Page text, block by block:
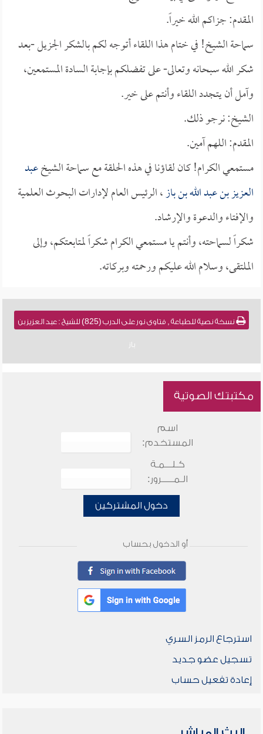
المقدم: جزاكم الله خيراً.
سماحة الشيخ! في ختام هذا اللقاء أتوجه لكم بالشكر الجزيل -بعد
شكر الله سبحانه وتعالى- على تفضلكم بإجابة السادة المستمعين،
وآمل أن يتجدد اللقاء وأنتم على خير.
الشيخ: نرجو ذلك.
المقدم: اللهم آمين.
مستمعي الكرام! كان لقاؤنا في هذه الحلقة مع سماحة الشيخعبد
العزيز بن عبد الله بن باز، الرئيس العام لإدارات البحوث العلمية
والإفتاء والدعوة والإرشاد.
شكراً لسماحته، وأنتم يا مستمعي الكرام شكراً لمتابعتكم، وإلى
الملتقى، وسلام الله عليكم ورحمته وبركاته.
نسخة نصية للطباعة , فتاوى نور على الدرب (825) للشيخ : عبد العزيز بن
باز
مكتبتك الصوتية
اسم
المستخدم:
كـلـــمـة
الـمـــــرور:
دخول المشتركين
أو الدخول بحساب
استرجاع الرمز السري
تسجيل عضو جديد
إعادة تفعيل حساب